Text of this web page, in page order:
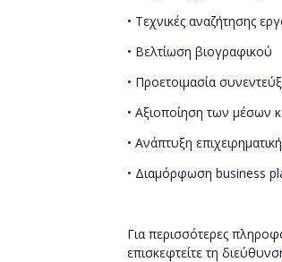
• Τεχνικές αναζήτησης
• Βελτίωση βιογραφικού
• Προετοιμασία
• Αξιοποίηση των μέσων
• Ανάπτυξη
• Διαμόρφωση business
Για περισσότερες
επισκεφτείτε τη